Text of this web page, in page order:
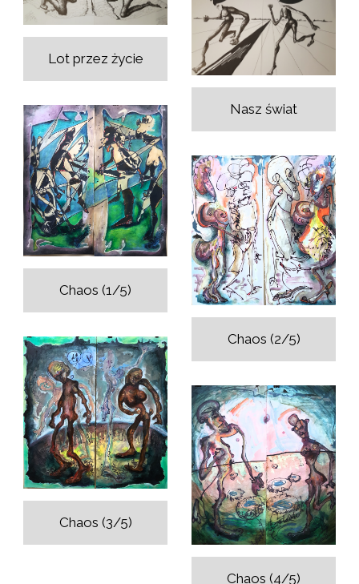
Lot przez życie
Nasz świat
Chaos (1/5)
Chaos (2/5)
Chaos (3/5)
Chaos (4/5)